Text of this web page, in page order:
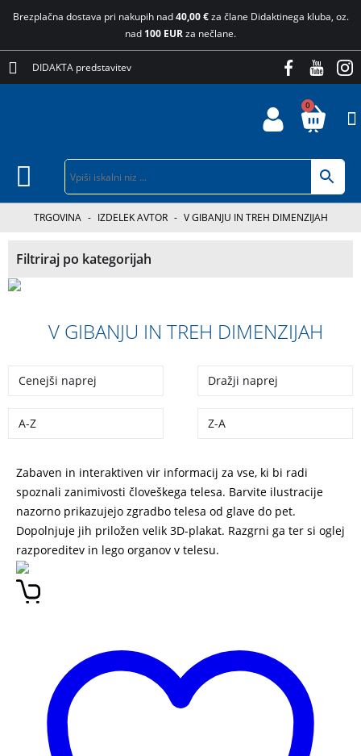
Brezplačna dostava pri nakupih nad40,00 €za člane Didaktinega kluba, oz.
nad 100 EURza nečlane.
DIDAKTA predstavitev
0
TRGOVINA - IZDELEK AVTOR - V GIBANJU IN TREH DIMENZIJAH
Filtriraj po kategorijah
V GIBANJU IN TREH DIMENZIJAH
Cenejši naprej Dražji naprej
A-Z Z-A
Zabaven in interaktiven vir informacij za vse, ki bi radi
spoznali zanimivosti človeškega telesa. Barvite ilustracije
nazorno prikazujejo zgradbo telesa od glave do pet.
Dopolnjuje jih priložen velik 3D-plakat. Razgrni ga ter si oglej
razporeditev in lego organov v telesu.